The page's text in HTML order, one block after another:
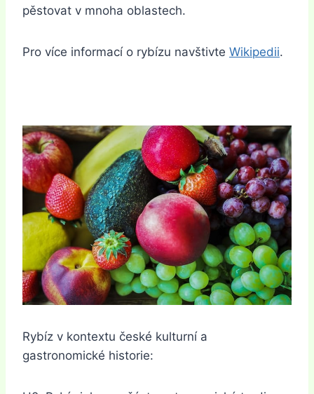
pěstovat v mnoha oblastech.
Pro více informací o rybízu navštivte Wikipedii.
Rybíz v kontextu české kulturní a
gastronomické historie: